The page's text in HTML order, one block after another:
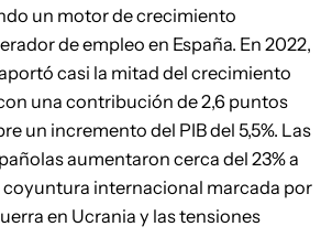
un motor de crecimiento
de empleo en España. En 2022,
casi la mitad del crecimiento
una contribución de 2,6 puntos
un incremento del PIB del 5,5%. Las
aumentaron cerca del 23% a
coyuntura internacional marcada por
en Ucrania y las tensiones